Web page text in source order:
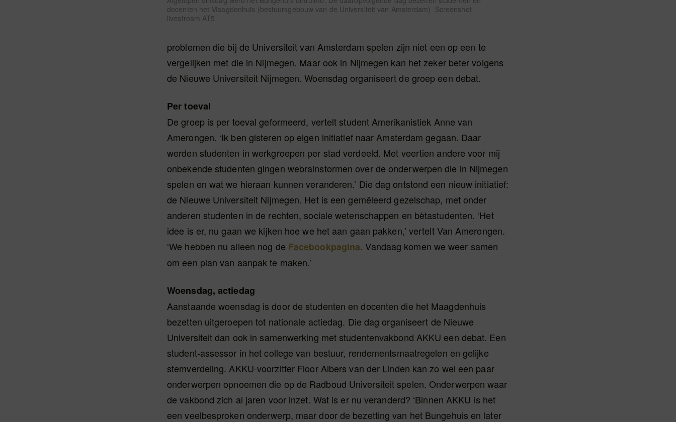
docenten het Maagdenhuis (bestuursgebouw van de Universiteit van Amsterdam) Screenshot
livestream AT5
problemen die bij de Universiteit van Amsterdam spelen zijn niet een op een te
vergelijken met die in Nijmegen. Maar ook in Nijmegen kan het zeker beter volgens
de Nieuwe Universiteit Nijmegen. Woensdag organiseert de groep een debat.
Per toeval
De groep is per toeval geformeerd, vertelt student Amerikanistiek Anne van
Amerongen. ‘Ik ben gisteren op eigen initiatief naar Amsterdam gegaan. Daar
werden studenten in werkgroepen per stad verdeeld. Met veertien andere voor mij
onbekende studenten gingen webrainstormen over de onderwerpen die in Nijmegen
spelen en wat we hieraan kunnen veranderen.’ Die dag ontstond een nieuw initiatief:
de Nieuwe Universiteit Nijmegen. Het is een gemêleerd gezelschap, met onder
anderen studenten in de rechten, sociale wetenschappen en bètastudenten. ‘Het
idee is er, nu gaan we kijken hoe we het aan gaan pakken,’ vertelt Van Amerongen.
‘We hebben nu alleen nog de Facebookpagina. Vandaag komen we weer samen
om een plan van aanpak te maken.’
Woensdag, actiedag
Aanstaande woensdag is door de studenten en docenten die het Maagdenhuis
bezetten uitgeroepen tot nationale actiedag. Die dag organiseert de Nieuwe
Universiteit dan ook in samenwerking met studentenvakbond AKKU een debat. Een
student-assessor in het college van bestuur, rendementsmaatregelen en gelijke
stemverdeling. AKKU-voorzitter Floor Albers van der Linden kan zo wel een paar
onderwerpen opnoemen die op de Radboud Universiteit spelen. Onderwerpen waar
de vakbond zich al jaren voor inzet. Wat is er nu veranderd? ‘Binnen AKKU is het
een veelbesproken onderwerp, maar door de bezetting van het Bungehuis en later